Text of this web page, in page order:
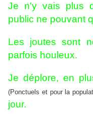
Je n'y vais plus
public ne pouvant
Les joutes sont
parfois houleux.
Je déplore, en
(Ponctuels et pour la
jour.